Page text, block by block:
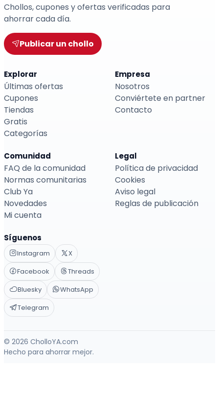
Chollos, cupones y ofertas verificadas para
ahorrar cada día.
Publicar un chollo
Explorar
Últimas ofertas
Cupones
Tiendas
Gratis
Categorías
Empresa
Nosotros
Conviértete en partner
Contacto
Comunidad
FAQ de la comunidad
Normas comunitarias
Club Ya
Novedades
Mi cuenta
Legal
Política de privacidad
Cookies
Aviso legal
Reglas de publicación
Síguenos
Instagram
X
Facebook
Threads
Bluesky
WhatsApp
Telegram
© 2026 CholloYA.com
Hecho para ahorrar mejor.